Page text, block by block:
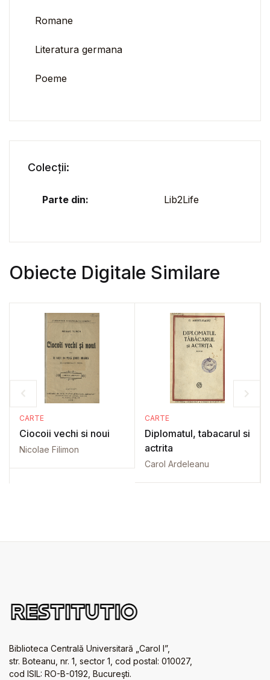
Romane
Literatura germana
Poeme
Colecții:
Parte din: Lib2Life
Obiecte Digitale Similare
CARTE
Ciocoii vechi si noui
Nicolae Filimon
CARTE
Diplomatul, tabacarul si
actrita
Carol Ardeleanu
Biblioteca Centrală Universitară „Carol I”,
str. Boteanu, nr. 1, sector 1, cod postal: 010027,
cod ISIL: RO-B-0192, Bucureşti.